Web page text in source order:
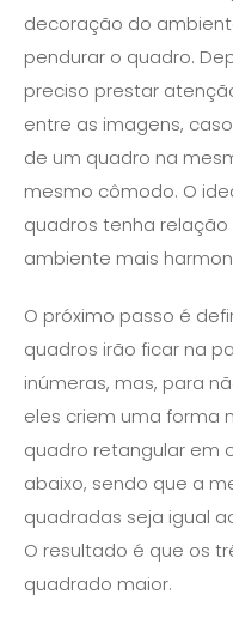
decoração do
pendurar o quadro.
preciso prestar
entre as imagens,
de um quadro na
mesmo cômodo. O
quadros tenha
ambiente mais
O próximo passo é
quadros irão ficar na
inúmeras, mas, para
eles criem uma forma
quadro retangular em
abaixo, sendo que a
quadradas seja igual
O resultado é que os
quadrado maior.